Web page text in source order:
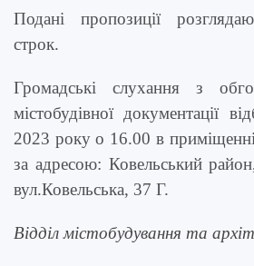
Подані пропозиції
строк.
Громадські слухання з
містобудівної документації
2023 року о 16.00 в
за адресою: Ковельський
вул.Ковельська, 37 Г.
Відділ містобудування та